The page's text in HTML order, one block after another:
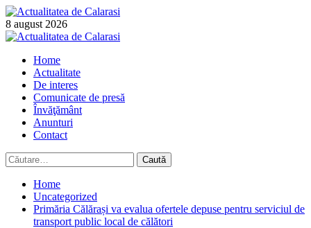
Skip
to
content
8 august 2026
Primary
Home
Actualitate
De interes
Comunicate de presă
Învăţământ
Anunturi
Contact
Caută
după:
Home
Uncategorized
Primăria Călărași va evalua ofertele depuse pentru serviciul de
transport public local de călători